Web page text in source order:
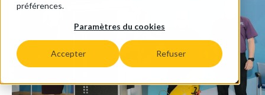
préférences.
Paramètres du cookies
Accepter Refuser